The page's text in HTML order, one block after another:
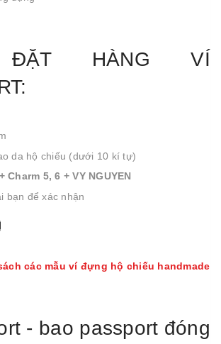
ĐẶT HÀNG VÍ
da hộ chiếu (dưới 10 kí tự)
Charm 5, 6 + VY NGUYEN
bạn để xác nhận
các mẫu ví đựng hộ chiếu handmade
- bao passport đóng